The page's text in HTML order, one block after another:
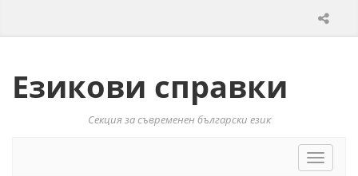
Езикови справки
Секция за съвременен български език
Toggle